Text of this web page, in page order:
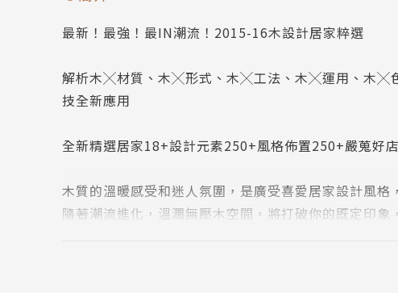
最新！最強！最IN潮流！2015-16木設計居家粹選
解析木╳材質、木╳形式、木╳工法、木╳運用、木
技全新應用
全新精選居家18+設計元素250+風格佈置250+嚴蒐好
木質的溫暖感受和迷人氛圍，是廣受喜愛居家設計風格，
隨著潮流進化，溫潤無壓木空間，將打破你的既定印象